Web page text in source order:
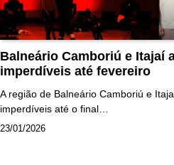
Balneário Camboriú e Itajaí
imperdíveis até fevereiro
A região de Balneário Camboriú e
imperdíveis até o final…
23/01/2026